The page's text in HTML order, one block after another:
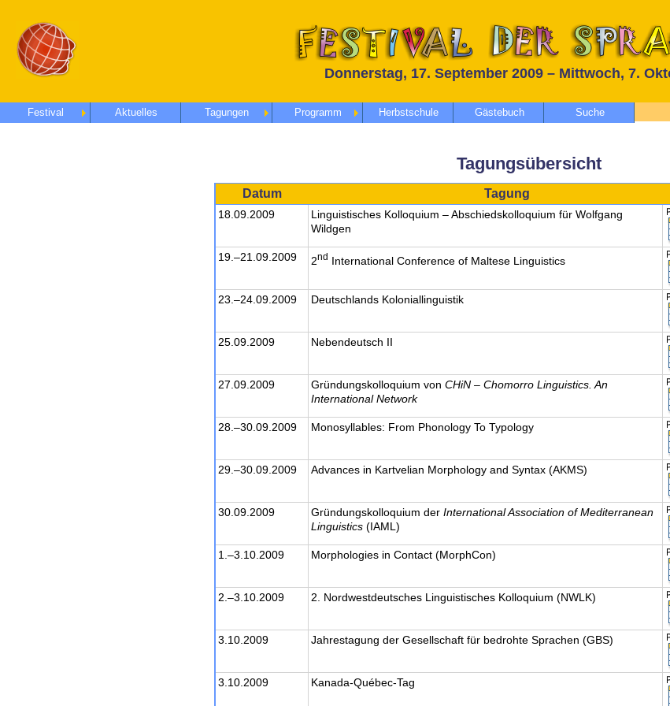
Donnerstag, 17. September 2009 – Mittwoch, 7.
Festival Aktuelles Tagungen Programm Herbstschule Gästebuch Suche
Tagungsübersicht
Datum Tagung
18.09.2009
Linguistisches Kolloquium – Abschiedskolloquium für Wolfgang
Wildgen
19.–21.09.2009 2nd International Conference of Maltese Linguistics
23.–24.09.2009 Deutschlands Koloniallinguistik
25.09.2009 Nebendeutsch II
27.09.2009 Gründungskolloquium von CHiN – Chomorro Linguistics. An
International Network
28.–30.09.2009 Monosyllables: From Phonology To Typology
29.–30.09.2009 Advances in Kartvelian Morphology and Syntax (AKMS)
30.09.2009 Gründungskolloquium der International Association of Mediterranean
Linguistics (IAML)
1.–3.10.2009 Morphologies in Contact (MorphCon)
2.–3.10.2009 2. Nordwestdeutsches Linguistisches Kolloquium (NWLK)
3.10.2009 Jahrestagung der Gesellschaft für bedrohte Sprachen (GBS)
3.10.2009 Kanada-Québec-Tag